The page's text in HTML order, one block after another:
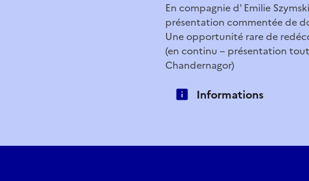
En compagnie d' Emilie
présentation commentée de
Une opportunité rare de
(en continu – présentation
Chandernagor)
Informations